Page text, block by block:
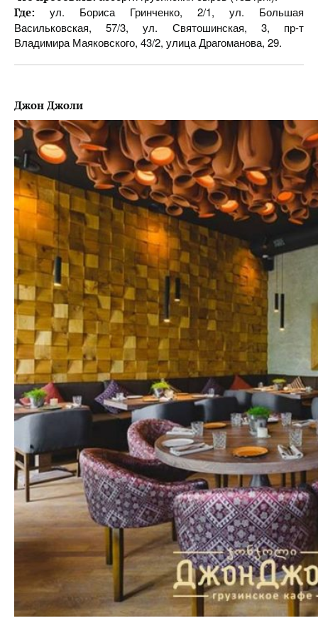
Где: ул. Бориса Гринченко, 2/1, ул. Большая
Васильковская, 57/3, ул. Святошинская, 3, пр-т
Владимира Маяковского, 43/2, улица Драгоманова, 29.
Джон Джоли